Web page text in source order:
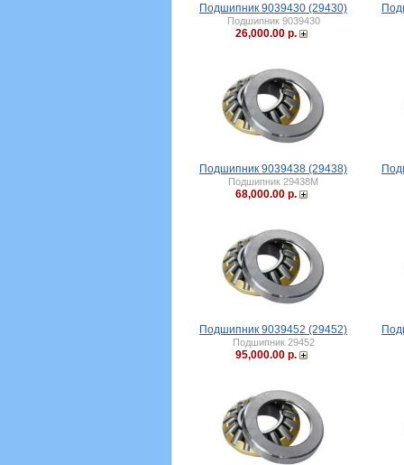
Подшипник 9039430 (29430)
Подшипник 9039430
26,000.00 р.
Подшипник 9039438 (29438)
Подшипник 29438M
68,000.00 р.
Подшипник 9039452 (29452)
Подшипник 29452
95,000.00 р.